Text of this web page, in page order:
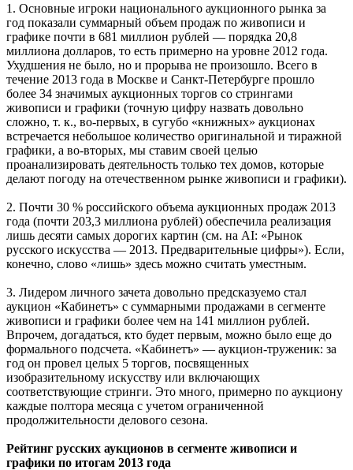
1. Основные игроки национального аукционного рынка за
год показали суммарный объем продаж по живописи и
графике почти в 681 миллион рублей — порядка 20,8
миллиона долларов, то есть примерно на уровне 2012 года.
Ухудшения не было, но и прорыва не произошло. Всего в
течение 2013 года в Москве и Санкт-Петербурге прошло
более 34 значимых аукционных торгов со стрингами
живописи и графики (точную цифру назвать довольно
сложно, т. к., во-первых, в сугубо «книжных» аукционах
встречается небольшое количество оригинальной и тиражной
графики, а во-вторых, мы ставим своей целью
проанализировать деятельность только тех домов, которые
делают погоду на отечественном рынке живописи и графики).
2. Почти 30 % российского объема аукционных продаж 2013
года (почти 203,3 миллиона рублей) обеспечила реализация
лишь десяти самых дорогих картин (см. на AI: «Рынок
русского искусства — 2013. Предварительные цифры»). Если,
конечно, слово «лишь» здесь можно считать уместным.
3. Лидером личного зачета довольно предсказуемо стал
аукцион «Кабинетъ» с суммарными продажами в сегменте
живописи и графики более чем на 141 миллион рублей.
Впрочем, догадаться, кто будет первым, можно было еще до
формального подсчета. «Кабинетъ» — аукцион-труженик: за
год он провел целых 5 торгов, посвященных
изобразительному искусству или включающих
соответствующие стринги. Это много, примерно по аукциону
каждые полтора месяца с учетом ограниченной
продолжительности делового сезона.
Рейтинг русских аукционов в сегменте живописи и
графики по итогам 2013 года